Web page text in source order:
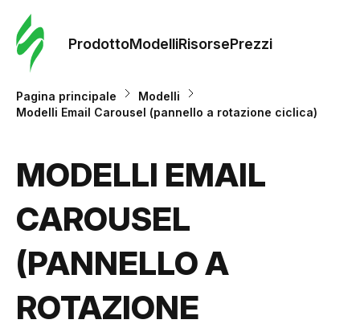
ProdottoModelliRisorsePrezzi
Pagina principale
Modelli
Modelli Email Carousel (pannello a rotazione ciclica)
MODELLI EMAIL
CAROUSEL
(PANNELLO A
ROTAZIONE